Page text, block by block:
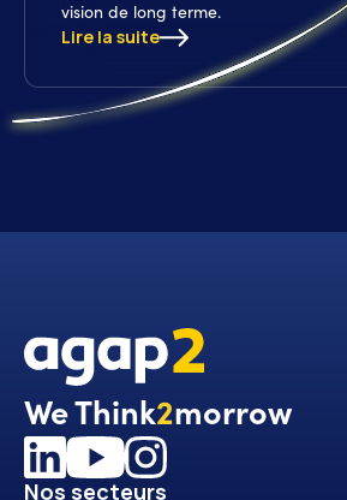
vision de long terme.
Lire la suite
We Think2morrow
Nos secteurs